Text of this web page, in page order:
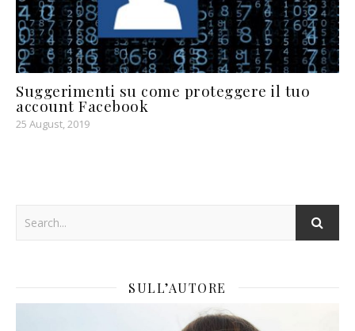
Suggerimenti su come proteggere il tuo
account Facebook
25 August, 2019
SULL’AUTORE